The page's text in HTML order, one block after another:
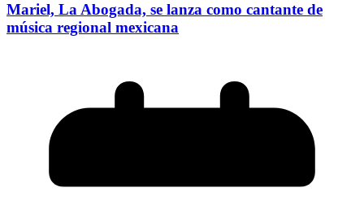
Mariel, La Abogada, se lanza como cantante de
música regional mexicana